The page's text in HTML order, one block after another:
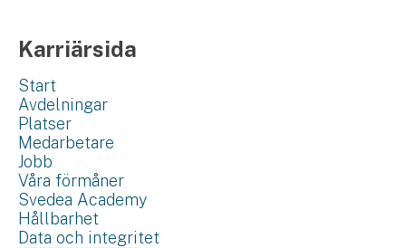
Karriärsida
Start
Avdelningar
Platser
Medarbetare
Jobb
Våra förmåner
Svedea Academy
Hållbarhet
Data och integritet